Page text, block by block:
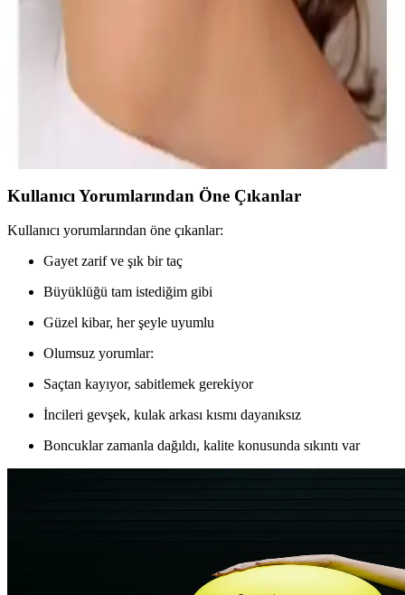
polyester kumaşı ve rahat yapısıyla profesyonel kullanım için ideal,
Aurrari 2'li Gold Renk Kuzey Yıldızı Earcuff: Şıklık
ve Çok Yönlülük Sunan Özel Takı
Aurrari'nin altın renkli 2'li kuzey yıldızı earcuff'u, şıklık ve çok
yönlülük sunar. Sınırlı sayıda üretilen bu ürün, farklı tarzlara uyum
sağlar ve dikkat çekici detaylar içerir.
Kullanıcı Yorumlarından Öne Çıkanlar
Kullanıcı yorumlarından öne çıkanlar:
Gayet zarif ve şık bir taç
Büyüklüğü tam istediğim gibi
Güzel kibar, her şeyle uyumlu
Olumsuz yorumlar:
Saçtan kayıyor, sabitlemek gerekiyor
İncileri gevşek, kulak arkası kısmı dayanıksız
Boncuklar zamanla dağıldı, kalite konusunda sıkıntı var